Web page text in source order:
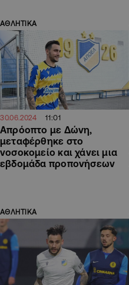
ΑΘΛΗΤΙΚΑ
30.06.2024 11:01
Απρόοπτο με Δώνη,
μεταφέρθηκε στο
νοσοκομείο και χάνει μια
εβδομάδα προπονήσεων
ΑΘΛΗΤΙΚΑ